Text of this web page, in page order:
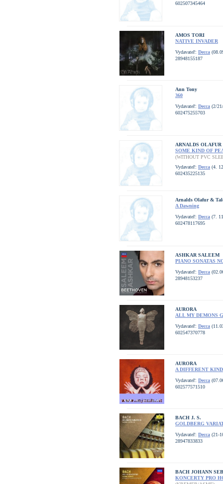
602507345464
AMOS TORI
NATIVE INVADER
Vydavateľ: Decca
28948155187
Ann Tony
360
Vydavateľ: Decca (2/
602475255703
ARNALDS OLAFUR
SOME KIND OF
(WITHOUT PVC
Vydavateľ: Decca (4.
602435225135
Arnalds Olafur &
A Dawning
Vydavateľ: Decca (7.
602478117695
ASHKAR SALEEM
PIANO SONATAS
Vydavateľ: Decca
28948153237
AURORA
ALL MY DEMONS
Vydavateľ: Decca
602547370778
AURORA
A DIFFERENT
Vydavateľ: Decca
602577571510
BACH J. S.
GOLDBERG
Vydavateľ: Decca (21-
28947833833
BACH JOHANN
KONCERTY PRO